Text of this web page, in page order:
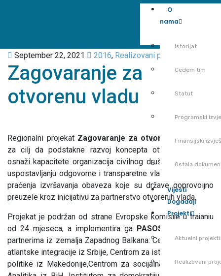
O
nama
Istorijat
Cedem tim
Statut
Programski
Finansijski
Ostala
Vijesti
Događaji
Projekti
Aktuelni projekti
Realizovani
September 22, 2021 2016, Realizovani projekti
Zagovaranje za
otvorenu vladu
Regionalni projekat Zagovaranje za otvorenu vladuima
za cilj da podstakne razvoj koncepta otvorene vlade i
osnaži kapacitete organizacija civilnog društva da utiču na
uspostavljanju odgovorne i transparetne vlasti kroz proces
praćenja izvršavanja obaveza koje su države dobrovoljno
preuzele kroz inicijativu za partnerstvo otvorenih vlada.
Projekat je podržan od strane Evropske komisije u trajanju
od 24 mjeseca, a implementira ga PASOS
partnerima iz zemalja Zapadnog Balkana: Centrom za evro-
atlantske integracije iz Srbije, Centrom za istraživanja i javne
politike iz Makedonije,Centrom za socijalna istraživanja –